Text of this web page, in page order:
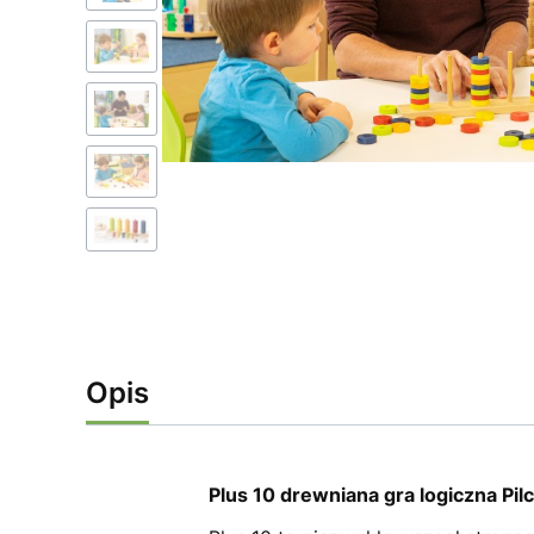
Opis
Plus 10 drewniana gra logiczna